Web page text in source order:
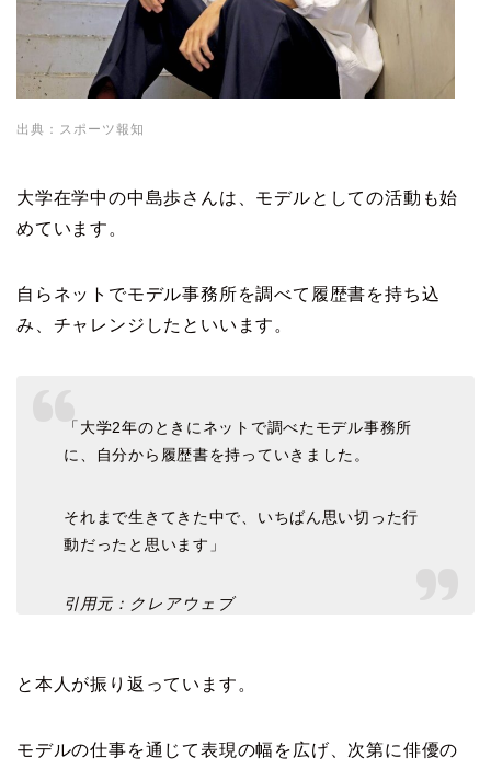
出典：スポーツ報知
大学在学中の中島歩さんは、モデルとしての活動も始
めています。
自らネットでモデル事務所を調べて履歴書を持ち込
み、チャレンジしたといいます。
「大学2年のときにネットで調べたモデル事務所
に、自分から履歴書を持っていきました。
それまで生きてきた中で、いちばん思い切った行
動だったと思います」
引用元：クレアウェブ
と本人が振り返っています。
モデルの仕事を通じて表現の幅を広げ、次第に俳優の